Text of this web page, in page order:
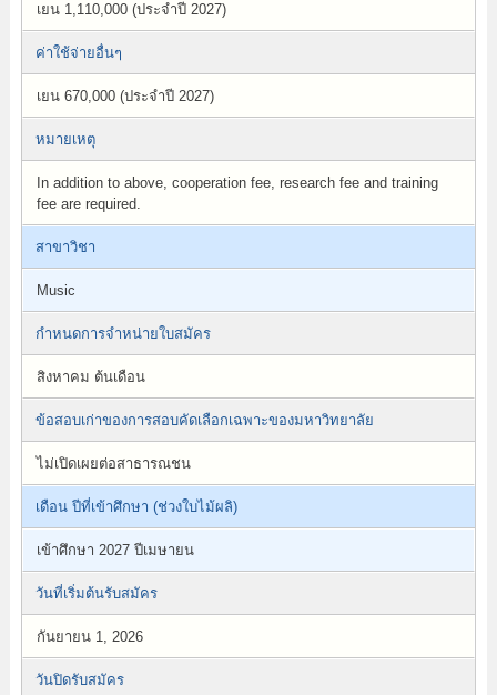
เยน 1,110,000 (ประจำปี 2027)
ค่าใช้จ่ายอื่นๆ
เยน 670,000 (ประจำปี 2027)
หมายเหตุ
In addition to above, cooperation fee, research fee and training
fee are required.
สาขาวิชา
Music
กำหนดการจำหน่ายใบสมัคร
สิงหาคม ต้นเดือน
ข้อสอบเก่าของการสอบคัดเลือกเฉพาะของมหาวิทยาลัย
ไม่เปิดเผยต่อสาธารณชน
เดือน ปีที่เข้าศึกษา (ช่วงใบไม้ผลิ)
เข้าศึกษา 2027 ปีเมษายน
วันที่เริ่มต้นรับสมัคร
กันยายน 1, 2026
วันปิดรับสมัคร